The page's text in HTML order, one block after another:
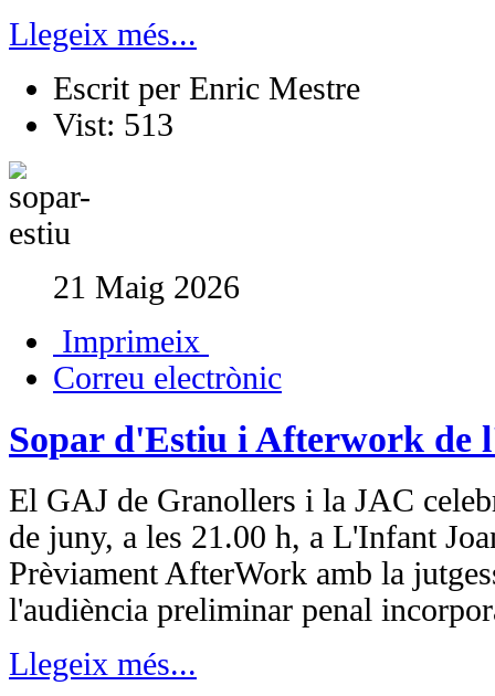
Llegeix més...
Escrit per Enric Mestre
Vist: 513
21 Maig 2026
Imprimeix
Correu electrònic
Sopar d'Estiu i Afterwork de
El GAJ de Granollers i la JAC
de juny, a les 21.00 h, a L'Infant
Prèviament AfterWork amb la
l'audiència preliminar penal
Llegeix més...